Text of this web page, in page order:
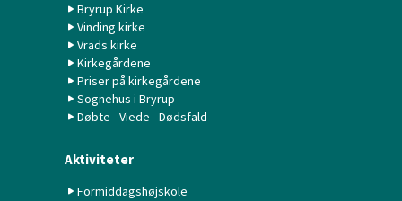
Bryrup Kirke
Vinding kirke
Vrads kirke
Kirkegårdene
Priser på kirkegårdene
Sognehus i Bryrup
Døbte - Viede - Dødsfald
Aktiviteter
Formiddagshøjskole